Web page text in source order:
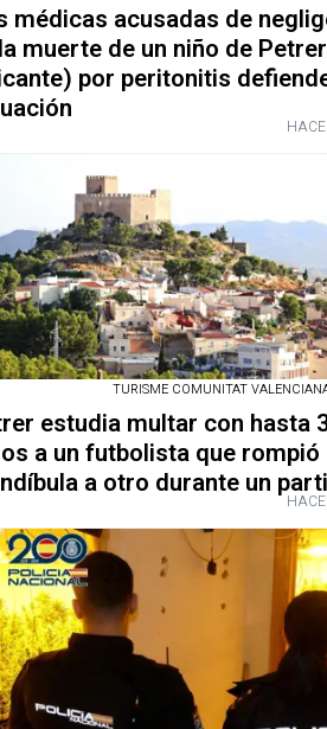
médicas acusadas de
muerte de un niño de Petrer
por peritonitis
TURISME COMUNITAT
estudia multar con hasta
a un futbolista que rompió
a otro durante un